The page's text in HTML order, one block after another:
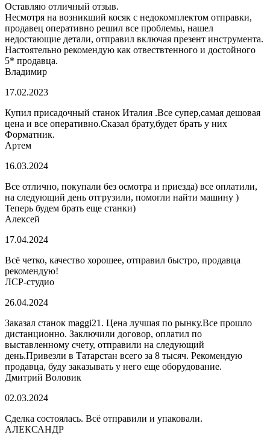
Оставляю отличный отзыв.
Несмотря на возникший косяк с недокомплектом отправки,
продавец оперативно решил все проблемы, нашел
недостающие детали, отправил включая презент инструмента.
Настоятельно рекомендую как отвествтенного и достойного
5* продавца.
Владимир
17.02.2023
Купил присадочный станок Италия .Все супер,самая дешовая
цена и все оперативно.Сказал брату,будет брать у них
Форматник.
Артем
16.03.2024
Все отлично, покупали без осмотра и приезда) все оплатили,
на следующий день отгрузили, помогли найти машину )
Теперь будем брать еще станки)
Алексей
17.04.2024
Всё четко, качество хорошее, отправил быстро, продавца
рекомендую!
ЛСР-студио
26.04.2024
Заказал станок maggi21. Цена лучшая по рынку.Все прошло
дистанционно. Заключили договор, оплатил по
выставленному счету, отправили на следующий
день.Привезли в Татарстан всего за 8 тысяч. Рекомендую
продавца, буду заказывать у него еще оборудование.
Дмитрий Воловик
02.03.2024
Сделка состоялась. Всё отправили и упаковали.
АЛЕКСАНДР